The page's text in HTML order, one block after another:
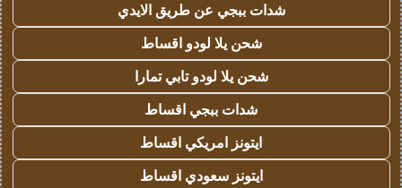
شدات ببجي عن طريق الايدي
شحن يلا لودو اقساط
شحن يلا لودو تابي تمارا
شدات ببجي اقساط
ايتونز امريكي اقساط
ايتونز سعودي اقساط